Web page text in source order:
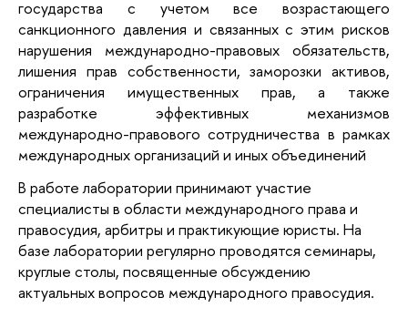
государства с учетом все возрастающего
санкционного давления и связанных с этим рисков
нарушения международно-правовых обязательств,
лишения прав собственности, заморозки активов,
ограничения имущественных прав, а также
разработке эффективных механизмов
международно-правового сотрудничества в рамках
международных организаций и иных объединений
В работе лаборатории принимают участие
специалисты в области международного права и
правосудия, арбитры и практикующие юристы. На
базе лаборатории регулярно проводятся семинары,
круглые столы, посвященные обсуждению
актуальных вопросов международного правосудия.